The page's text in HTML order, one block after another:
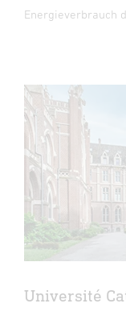
Energieverbrauch
Université